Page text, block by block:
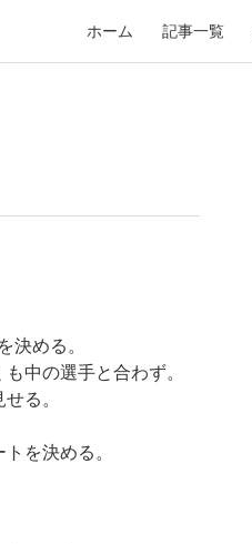
ホーム 記事一覧
決める。
中の選手と合わず。
る。
を決める。